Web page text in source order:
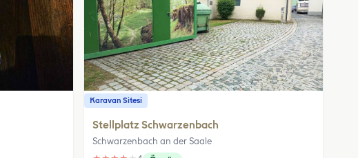
Karavan Sitesi
Stellplatz Schwarzenbach
Schwarzenbach an der Saale